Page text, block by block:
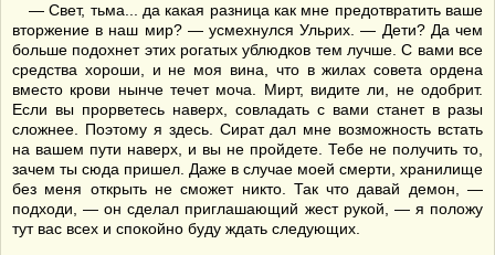
— Свет, тьма... да какая разница как мне предотвратить ваше
вторжение в наш мир? — усмехнулся Ульрих. — Дети? Да чем
больше подохнет этих рогатых ублюдков тем лучше. С вами все
средства хороши, и не моя вина, что в жилах совета ордена
вместо крови нынче течет моча. Мирт, видите ли, не одобрит.
Если вы прорветесь наверх, совладать с вами станет в разы
сложнее. Поэтому я здесь. Сират дал мне возможность встать
на вашем пути наверх, и вы не пройдете. Тебе не получить то,
зачем ты сюда пришел. Даже в случае моей смерти, хранилище
без меня открыть не сможет никто. Так что давай демон, —
подходи, — он сделал приглашающий жест рукой, — я положу
тут вас всех и спокойно буду ждать следующих.